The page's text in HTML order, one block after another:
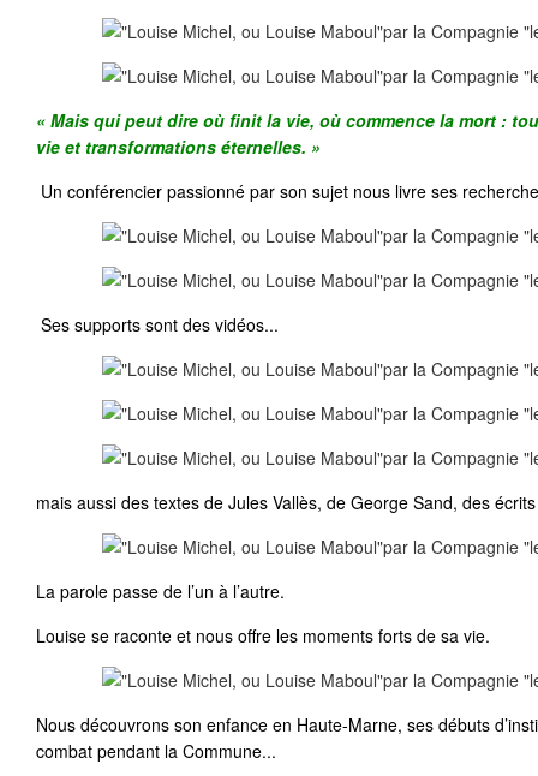
« Mais qui peut dire où finit la vie, où commence la mort :
vie et transformations éternelles. »
Un conférencier passionné par son sujet nous livre ses
Ses supports sont des vidéos...
mais aussi des textes de Jules Vallès, de George Sand, des
La parole passe de l’un à l’autre.
Louise se raconte et nous offre les moments forts de sa vie.
Nous découvrons son enfance en Haute-Marne, ses débuts
combat pendant la Commune...